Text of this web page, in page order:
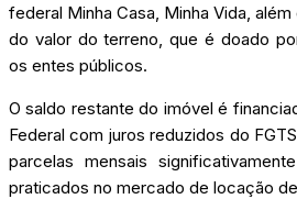
federal Minha Casa, Minha Vida,
do valor do terreno, que é doado
os entes públicos.
O saldo restante do imóvel é
Federal com juros reduzidos do
parcelas mensais
praticados no mercado de locação